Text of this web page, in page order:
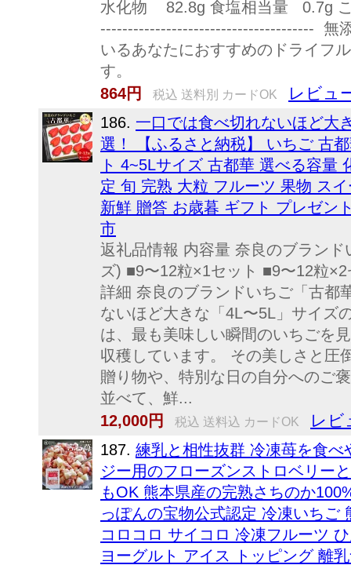
水化物 82.8g 食塩相当量 0.7g
--------------------------------------- 無
いるあなたにおすすめのドライフ
す。
864円
税込 送料別 カードOK レビュ
186. 一口では食べ切れないほど大
選！ 【ふるさと納税】 いちご 古
ト 4~5Lサイズ 古都華 選べる容量
定 旬 完熟 大粒 フルーツ 果物 ス
新鮮 贈答 お歳暮 ギフト プレゼン
市
返礼品情報 内容量 奈良のブラン
ズ) ■9〜12粒×1セット ■9〜12粒
詳細 奈良のブランドいちご「古都
ないほど大きな「4L〜5L」サイズ
は、最も美味しい瞬間のいちごを
収穫しています。 その美しさと圧
贈り物や、特別な日の自分へのご
並べて、鮮...
12,000円
税込 送料込 カードOK レビ
187. 練乳と相性抜群 冷凍苺を食
ジー用のフローズンストロベリー
もOK 熊本県産の完熟さちのか
っぽんの宝物公式認定 冷凍いちご
コロコロ サイコロ 冷凍フルーツ
ヨーグルト アイス トッピング 離